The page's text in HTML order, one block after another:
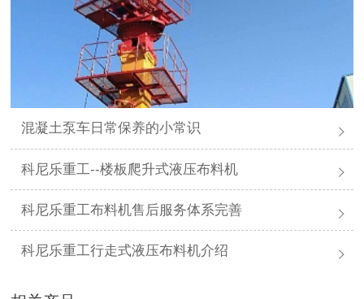
混凝土泵车日常保养的小常识
科尼乐重工--楼板爬升式液压布料机
科尼乐重工布料机售后服务体系完善
科尼乐重工行走式液压布料机介绍